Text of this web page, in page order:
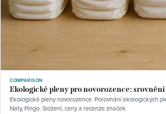
COMPARISON
Ekologické pleny pro novorozence: srovnění
Ekologické pleny novorozence: Porovnání ekologických
Naty, Pingo. Složení, ceny a recenze značek.